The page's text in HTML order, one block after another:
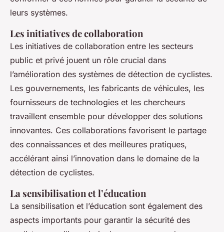
leurs systèmes.
Les initiatives de collaboration
Les initiatives de collaboration entre les secteurs
public et privé jouent un rôle crucial dans
l’amélioration des systèmes de détection de cyclistes.
Les gouvernements, les fabricants de véhicules, les
fournisseurs de technologies et les chercheurs
travaillent ensemble pour développer des solutions
innovantes. Ces collaborations favorisent le partage
des connaissances et des meilleures pratiques,
accélérant ainsi l’innovation dans le domaine de la
détection de cyclistes.
La sensibilisation et l’éducation
La sensibilisation et l’éducation sont également des
aspects importants pour garantir la sécurité des